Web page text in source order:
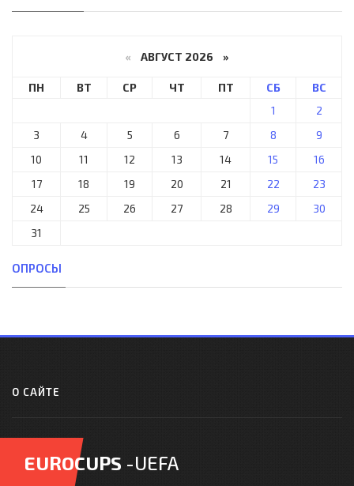
« АВГУСТ 2026 »
ПН ВТ СР ЧТ ПТ СБ
ВС
1
2
3
4 5 6 7 8
9
10
11 12 13 14 15
16
17
18 19 20 21 22
23
24
25 26 27 28 29
30
31
ОПРОСЫ
О САЙТЕ
EUROCUPS -UEFA